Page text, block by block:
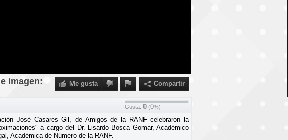
Me gusta Compartir
imagen:
Gusta: 0 (0%)
José Casares Gil, de Amigos de la RANF celebraron la
a cargo del Dr. Lisardo Bosca Gomar, Académico
Académica de Número de la RANF.